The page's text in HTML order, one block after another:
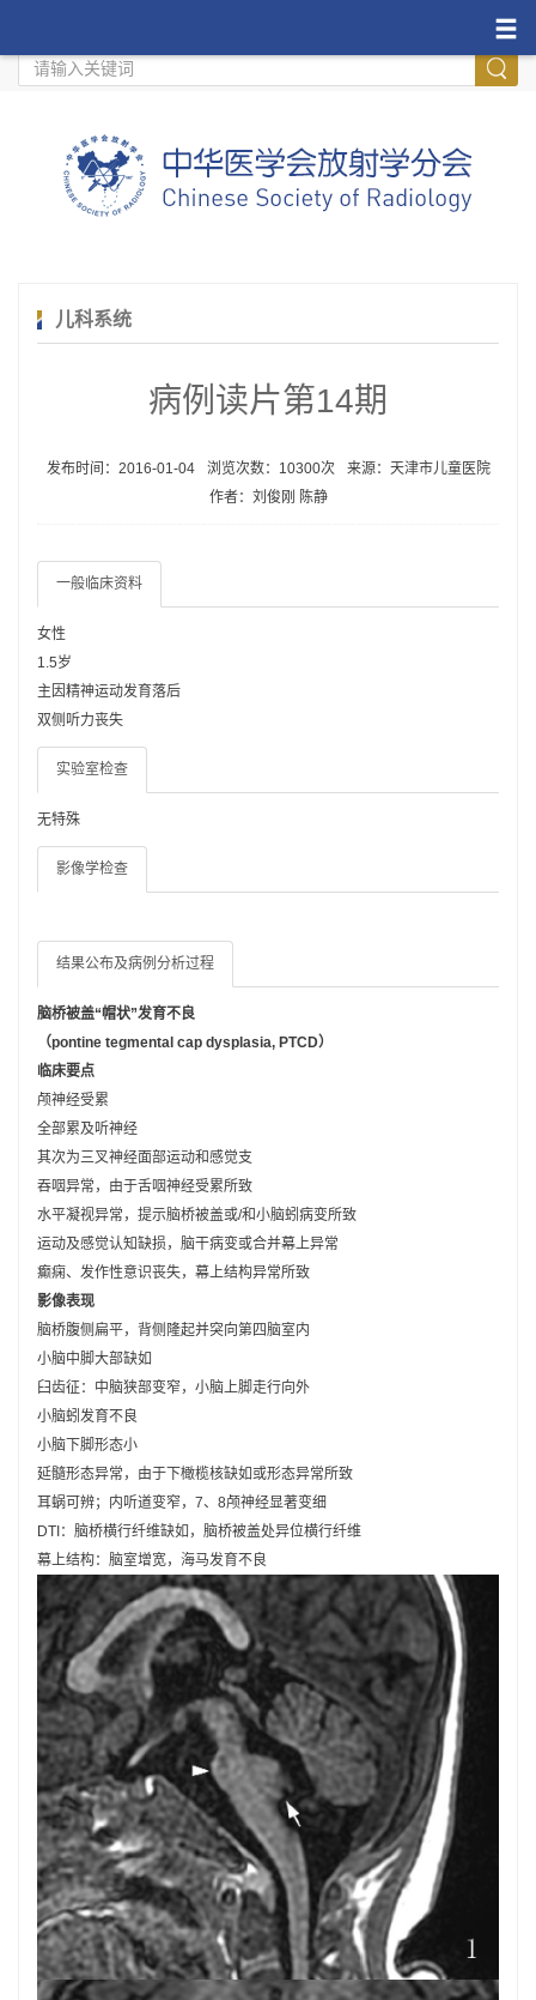
儿科系统
病例读片第14期
发布时间：2016-01-04 浏览次数：10300次
来源：天津市儿童医院
作者：刘俊刚 陈静
一般临床资料
女性
1.5岁
主因精神运动发育落后
双侧听力丧失
实验室检查
无特殊
影像学检查
结果公布及病例分析过程
脑桥被盖“帽状”发育不良
（pontine tegmental cap dysplasia, PTCD）
临床要点
颅神经受累
全部累及听神经
其次为三叉神经面部运动和感觉支
吞咽异常，由于舌咽神经受累所致
水平凝视异常，提示脑桥被盖或/和小脑蚓病变所致
运动及感觉认知缺损，脑干病变或合并幕上异常
癫痫、发作性意识丧失，幕上结构异常所致
影像表现
脑桥腹侧扁平，背侧隆起并突向第四脑室内
小脑中脚大部缺如
臼齿征：中脑狭部变窄，小脑上脚走行向外
小脑蚓发育不良
小脑下脚形态小
延髓形态异常，由于下橄榄核缺如或形态异常所致
耳蜗可辨；内听道变窄，7、8颅神经显著变细
DTI：脑桥横行纤维缺如，脑桥被盖处异位横行纤维
幕上结构：脑室增宽，海马发育不良